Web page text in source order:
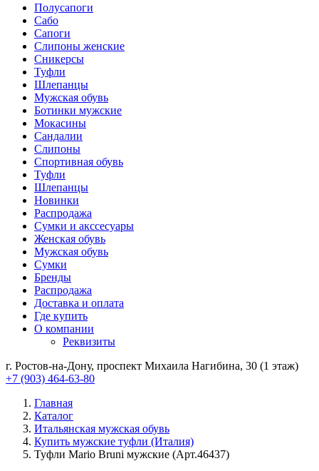
Полусапоги
Сабо
Сапоги
Слипоны женские
Сникерсы
Туфли
Шлепанцы
Мужская обувь
Ботинки мужские
Мокасины
Сандалии
Слипоны
Спортивная обувь
Туфли
Шлепанцы
Новинки
Распродажа
Сумки и акссесуары
Женская обувь
Мужская обувь
Сумки
Бренды
Распродажа
Доставка и оплата
Где купить
О компании
Реквизиты
г. Ростов-на-Дону, проспект Михаила Нагибина, 30 (1 этаж)
+7 (903) 464-63-80
Главная
Каталог
Итальянская мужская обувь
Купить мужские туфли (Италия)
Туфли Mario Bruni мужские (Арт.46437)